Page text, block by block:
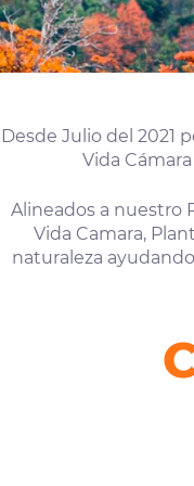
Desde Julio del 2021
Vida
Alineados a nuestro
Vida Camara,
naturaleza